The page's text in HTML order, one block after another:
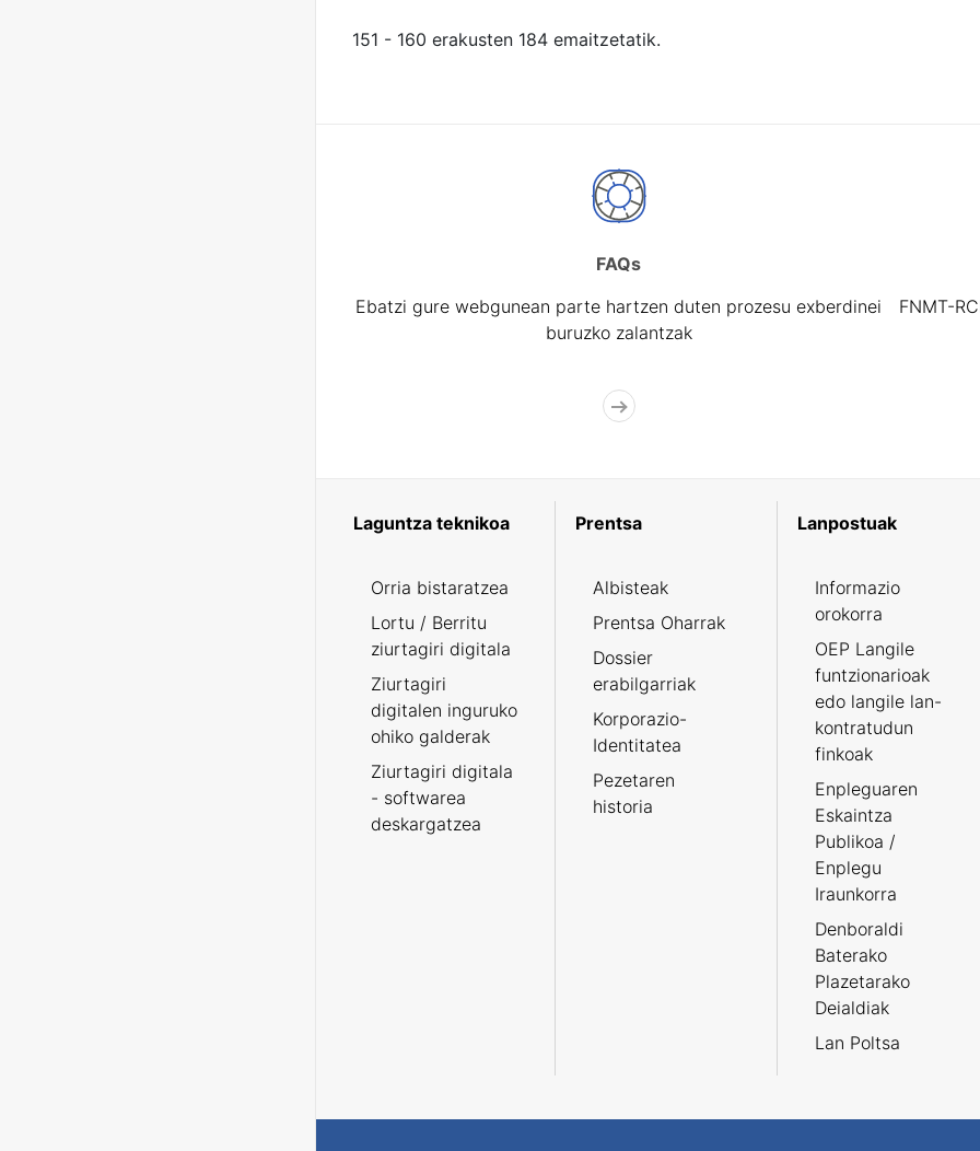
151 - 160 erakusten 184 emaitzetatik.
FAQs
Ebatzi gure webgunean parte hartzen duten prozesu exberdinei
buruzko zalantzak
FNMT-
Laguntza teknikoa
Orria bistaratzea
Lortu / Berritu
ziurtagiri digitala
Ziurtagiri
digitalen inguruko
ohiko galderak
Ziurtagiri digitala
- softwarea
deskargatzea
Prentsa
Albisteak
Prentsa Oharrak
Dossier
erabilgarriak
Korporazio-
Identitatea
Pezetaren
historia
Lanpostuak
Informazio
orokorra
OEP Langile
funtzionarioak
edo langile lan-
kontratudun
finkoak
Enpleguaren
Eskaintza
Publikoa /
Enplegu
Iraunkorra
Denboraldi
Baterako
Plazetarako
Deialdiak
Lan Poltsa